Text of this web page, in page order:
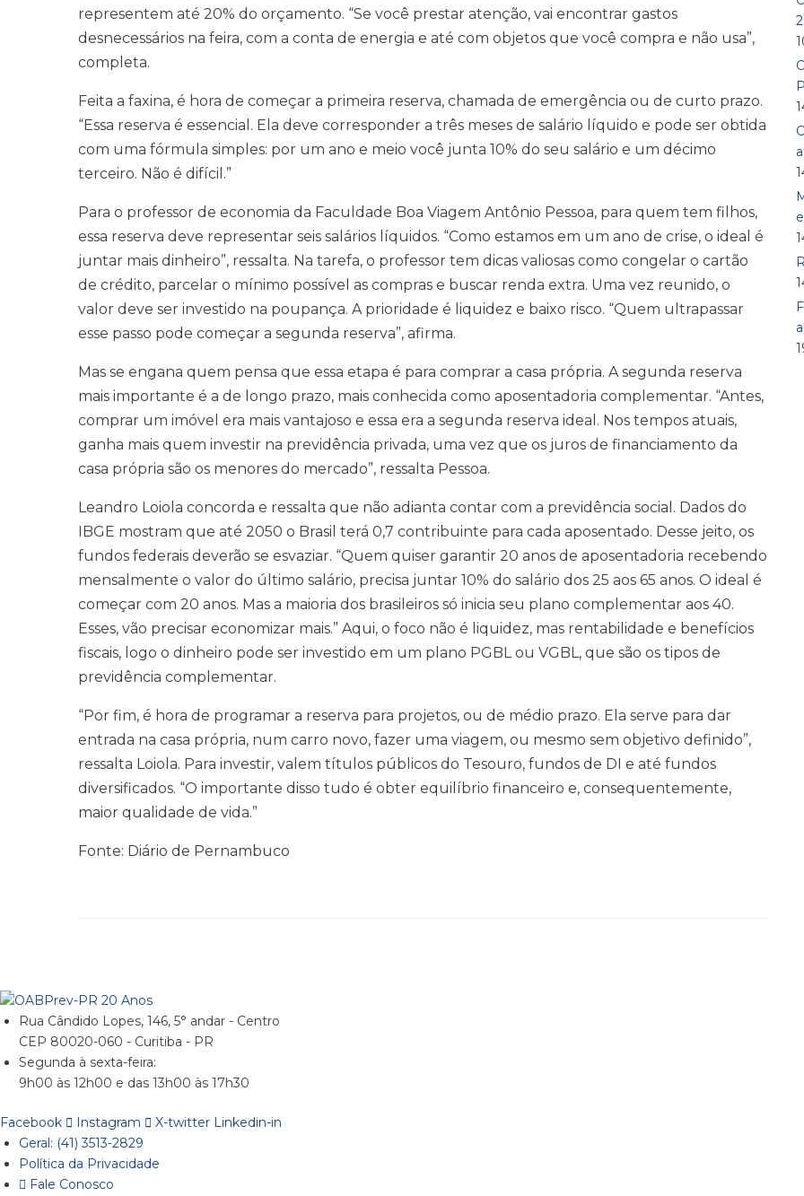
representem até 20% do orçamento. “Se você prestar atenção, vai encontrar gastos
desnecessários na feira, com a conta de energia e até com objetos que você compra e não usa”,
completa.
Feita a faxina, é hora de começar a primeira reserva, chamada de emergência ou de curto prazo.
“Essa reserva é essencial. Ela deve corresponder a três meses de salário líquido e pode ser obtida
com uma fórmula simples: por um ano e meio você junta 10% do seu salário e um décimo
terceiro. Não é difícil.”
Para o professor de economia da Faculdade Boa Viagem Antônio Pessoa, para quem tem filhos,
essa reserva deve representar seis salários líquidos. “Como estamos em um ano de crise, o ideal é
juntar mais dinheiro”, ressalta. Na tarefa, o professor tem dicas valiosas como congelar o cartão
de crédito, parcelar o mínimo possível as compras e buscar renda extra. Uma vez reunido, o
valor deve ser investido na poupança. A prioridade é liquidez e baixo risco. “Quem ultrapassar
esse passo pode começar a segunda reserva”, afirma.
Mas se engana quem pensa que essa etapa é para comprar a casa própria. A segunda reserva
mais importante é a de longo prazo, mais conhecida como aposentadoria complementar. “Antes,
comprar um imóvel era mais vantajoso e essa era a segunda reserva ideal. Nos tempos atuais,
ganha mais quem investir na previdência privada, uma vez que os juros de financiamento da
casa própria são os menores do mercado”, ressalta Pessoa.
Leandro Loiola concorda e ressalta que não adianta contar com a previdência social. Dados do
IBGE mostram que até 2050 o Brasil terá 0,7 contribuinte para cada aposentado. Desse jeito, os
fundos federais deverão se esvaziar. “Quem quiser garantir 20 anos de aposentadoria recebendo
mensalmente o valor do último salário, precisa juntar 10% do salário dos 25 aos 65 anos. O ideal é
começar com 20 anos. Mas a maioria dos brasileiros só inicia seu plano complementar aos 40.
Esses, vão precisar economizar mais.” Aqui, o foco não é liquidez, mas rentabilidade e benefícios
fiscais, logo o dinheiro pode ser investido em um plano PGBL ou VGBL, que são os tipos de
previdência complementar.
“Por fim, é hora de programar a reserva para projetos, ou de médio prazo. Ela serve para dar
entrada na casa própria, num carro novo, fazer uma viagem, ou mesmo sem objetivo definido”,
ressalta Loiola. Para investir, valem títulos públicos do Tesouro, fundos de DI e até fundos
diversificados. “O importante disso tudo é obter equilíbrio financeiro e, consequentemente,
maior qualidade de vida.”
Fonte: Diário de Pernambuco
Rua Cândido Lopes, 146, 5° andar - Centro
CEP 80020-060 - Curitiba - PR
Segunda à sexta-feira:
9h00 às 12h00 e das 13h00 às 17h30
Facebook Instagram X-twitter Linkedin-in
Geral: (41) 3513-2829
Política da Privacidade
Fale Conosco